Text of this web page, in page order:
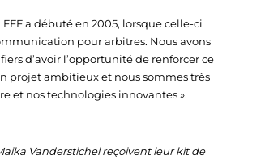
a débuté en 2005, lorsque celle-ci
pour arbitres. Nous avons
d’avoir l’opportunité de renforcer ce
projet ambitieux et nous sommes très
et nos technologies innovantes ».
Vanderstichel reçoivent leur kit de